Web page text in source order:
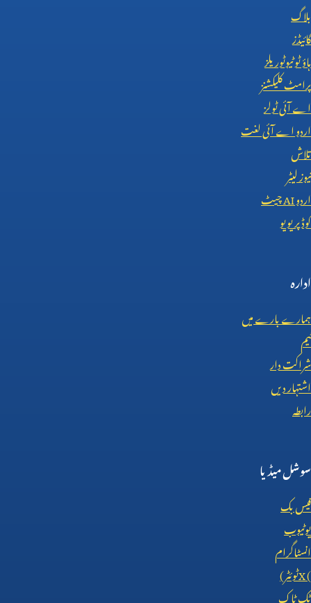
بلاگ
گائیڈز
ہاؤ ٹو ٹیوٹوریلز
پرامٹ کلیکشنز
اے آئی ٹولز
اردو اے آئی لغت
تلاش
نیوز لیٹر
اردوAIچیٹ
کوڈ پریویو
ادارہ
ہمارے بارے میں
ٹیم
شراکت دار
اشتہار دیں
رابطہ
سوشل میڈیا
فیس بک
یوٹیوب
انسٹاگرام
X (ٹوئٹر)
ٹک ٹاک